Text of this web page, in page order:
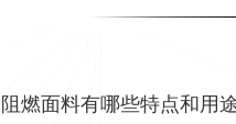
阻燃面料有哪些特点和用